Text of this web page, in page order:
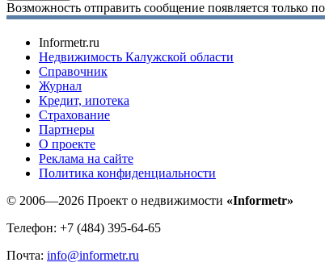
Возможность отправить сообщение появляется только
Informetr.ru
Недвижимость Калужской области
Справочник
Журнал
Кредит, ипотека
Страхование
Партнеры
O проекте
Реклама на сайте
Политика конфиденциальности
© 2006—2026 Проект о недвижимости «Informetr»
Телефон: +7 (484) 395-64-65
Почта: info@informetr.ru